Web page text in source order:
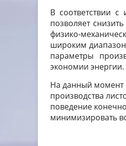
В соответствии
позволяет
физико-
широким
параметры
экономии энергии.
На данный момент
производства
поведение
минимизировать